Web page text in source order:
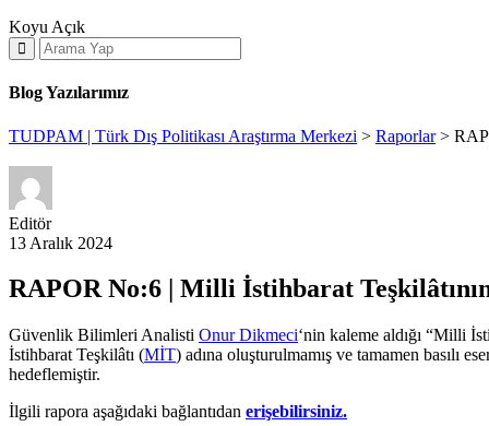
Koyu Açık
Blog Yazılarımız
TUDPAM | Türk Dış Politikası Araştırma Merkezi > Raporlar>
Editör
13 Aralık 2024
RAPOR No:6 | Milli İstihbarat
Güvenlik Bilimleri Analisti Onur Dikmeci‘nin kaleme aldığı “Milli
İstihbarat Teşkilâtı (MİT) adına oluşturulmamış ve tamamen basılı
hedeflemiştir.
İlgili rapora aşağıdaki bağlantıdan erişebilirsiniz.